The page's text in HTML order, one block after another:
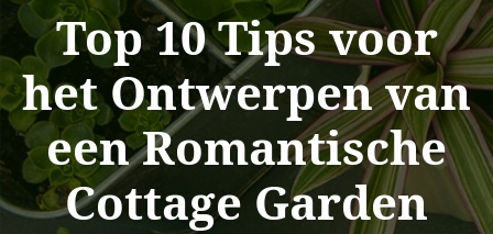
Top 10 Tips voor
het Ontwerpen van
een Romantische
Cottage Garden